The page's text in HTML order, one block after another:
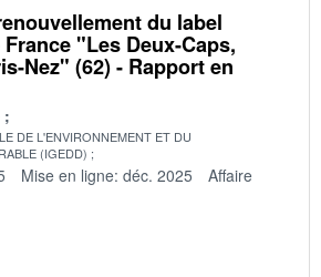
du label
"Les Deux-Caps,
Nez" (62) - Rapport en
DE L'ENVIRONNEMENT ET DU
(IGEDD)
Mise en ligne: déc. 2025
Affaire